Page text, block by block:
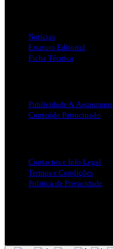
Notícias
Estatuto Editorial
Ficha Técnica
Publicidade & Assinaturas
Conteúdo Patrocinado
Contactos e Info Legal
Termos e Condições
Politica de Privacidade